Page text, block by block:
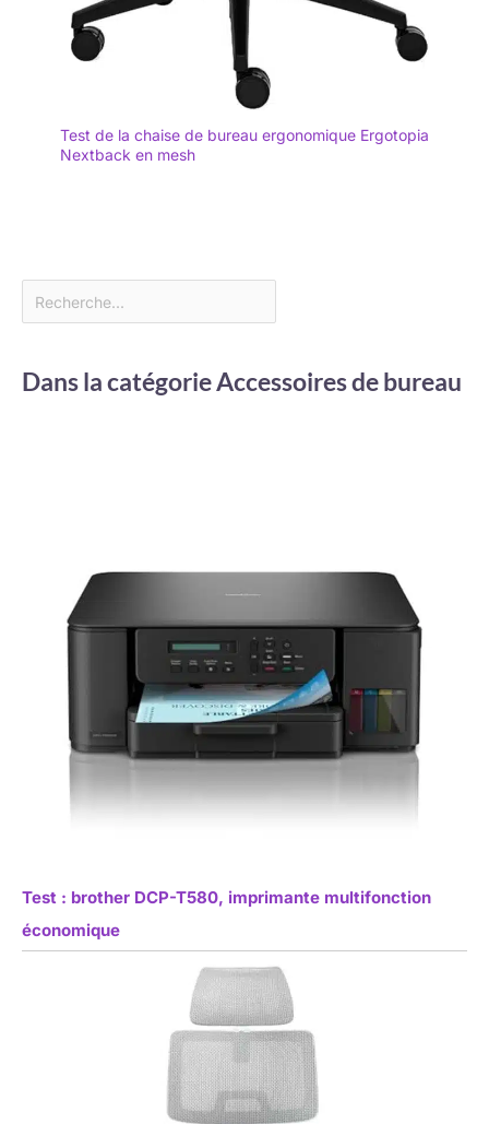
Test de la chaise de bureau ergonomique Ergotopia
Nextback en mesh
Dans la catégorie Accessoires de bureau
Test : brother DCP-T580, imprimante multifonction
économique